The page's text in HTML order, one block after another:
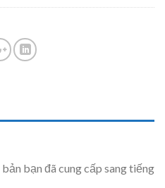
bạn đã cung cấp sang tiếng